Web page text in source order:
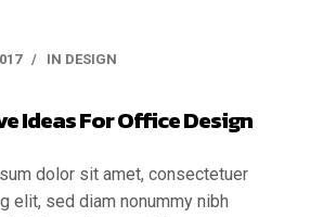
IN DESIGN
Ideas For Office Design
dolor sit amet, consectetuer
elit, sed diam nonummy nibh